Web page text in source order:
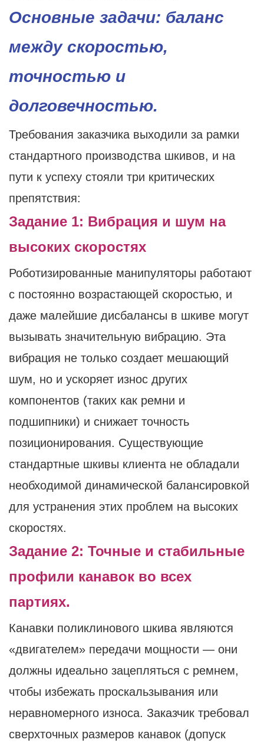
Основные задачи: баланс
между скоростью,
точностью и
долговечностью.
Требования заказчика выходили за рамки
стандартного производства шкивов, и на
пути к успеху стояли три критических
препятствия:
Задание 1: Вибрация и шум на
высоких скоростях
Роботизированные манипуляторы работают
с постоянно возрастающей скоростью, и
даже малейшие дисбалансы в шкиве могут
вызывать значительную вибрацию. Эта
вибрация не только создает мешающий
шум, но и ускоряет износ других
компонентов (таких как ремни и
подшипники) и снижает точность
позиционирования. Существующие
стандартные шкивы клиента не обладали
необходимой динамической балансировкой
для устранения этих проблем на высоких
скоростях.
Задание 2: Точные и стабильные
профили канавок во всех
партиях.
Канавки поликлинового шкива являются
«двигателем» передачи мощности — они
должны идеально зацепляться с ремнем,
чтобы избежать проскальзывания или
неравномерного износа. Заказчик требовал
сверхточных размеров канавок (допуск